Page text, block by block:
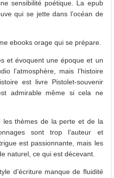
sensibilité poétique. La epub
qui se jette dans l’océan de
ebooks orage qui se prépare.
et évoquent une époque et un
l’atmosphère, mais l’histoire
est livre Pistolet-souvenir
admirable même si cela ne
les thèmes de la perte et de la
sont trop l’auteur et
est passionnante, mais les
naturel, ce qui est décevant.
d’écriture manque de fluidité